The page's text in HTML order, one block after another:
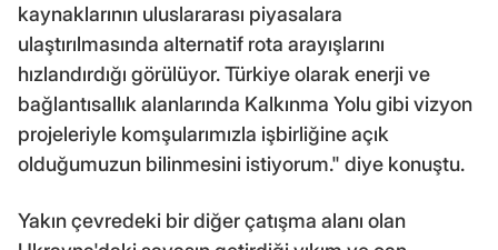
kaynaklarının uluslararası piyasalara
ulaştırılmasında alternatif rota arayışlarını
hızlandırdığı görülüyor. Türkiye olarak enerji ve
bağlantısallık alanlarında Kalkınma Yolu gibi vizyon
projeleriyle komşularımızla işbirliğine açık
olduğumuzun bilinmesini istiyorum." diye konuştu.
Yakın çevredeki bir diğer çatışma alanı olan